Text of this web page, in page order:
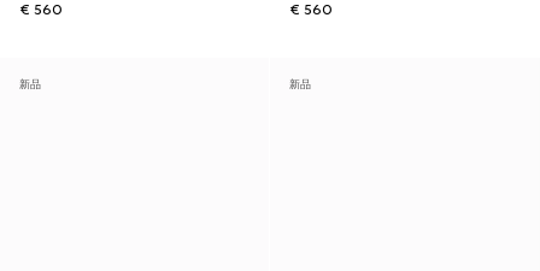
€ 560
€ 560
新品 新品